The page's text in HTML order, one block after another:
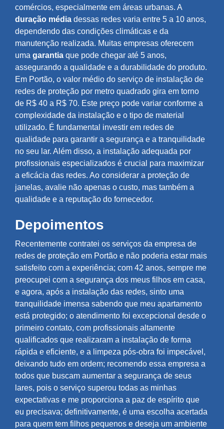
comércios, especialmente em áreas urbanas. A
duração média dessas redes varia entre 5 a 10 anos,
dependendo das condições climáticas e da
manutenção realizada. Muitas empresas oferecem
uma garantia que pode chegar até 5 anos,
assegurando a qualidade e a durabilidade do produto.
Em Portão, o valor médio do serviço de instalação de
redes de proteção por metro quadrado gira em torno
de R$ 40 a R$ 70. Este preço pode variar conforme a
complexidade da instalação e o tipo de material
utilizado. É fundamental investir em redes de
qualidade para garantir a segurança e a tranquilidade
no seu lar. Além disso, a instalação adequada por
profissionais especializados é crucial para maximizar
a eficácia das redes. Ao considerar a proteção de
janelas, avalie não apenas o custo, mas também a
qualidade e a reputação do fornecedor.
Depoimentos
Recentemente contratei os serviços da empresa de
redes de proteção em Portão e não poderia estar mais
satisfeito com a experiência; com 42 anos, sempre me
preocupei com a segurança dos meus filhos em casa,
e agora, após a instalação das redes, sinto uma
tranquilidade imensa sabendo que meu apartamento
está protegido; o atendimento foi excepcional desde o
primeiro contato, com profissionais altamente
qualificados que realizaram a instalação de forma
rápida e eficiente, e a limpeza pós-obra foi impecável,
deixando tudo em ordem; recomendo essa empresa a
todos que buscam aumentar a segurança de seus
lares, pois o serviço superou todas as minhas
expectativas e me proporciona a paz de espírito que
eu precisava; definitivamente, é uma escolha acertada
para quem tem filhos pequenos e deseja um ambiente